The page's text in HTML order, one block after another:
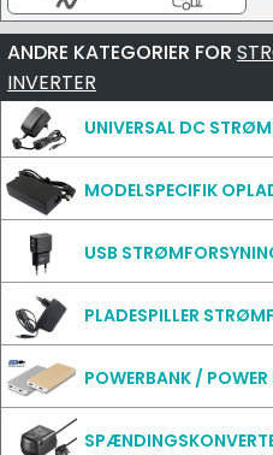
ANDRE KATEGORIER FOR
INVERTER
UNIVERSAL DC
MODELSPECIFIK
USB
PLADESPILLER
POWERBANK /